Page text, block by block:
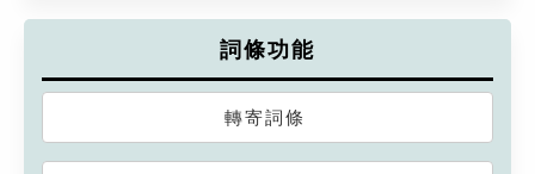
詞條功能
轉寄詞條